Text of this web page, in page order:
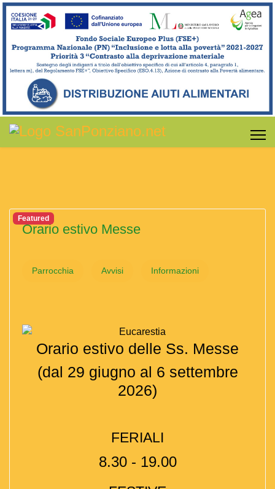
Featured
Orario estivo Messe
Parrocchia Avvisi Informazioni
Orario estivo delle Ss. Messe
(dal 29 giugno al 6 settembre
2026)
FERIALI
8.30 - 19.00